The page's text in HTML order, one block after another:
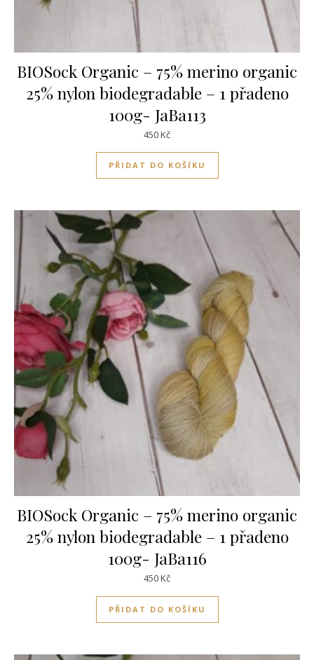
BIOSock Organic – 75% merino organic
25% nylon biodegradable – 1 přadeno
100g- JaBa113
450Kč
PŘIDAT DO KOŠÍKU
BIOSock Organic – 75% merino organic
25% nylon biodegradable – 1 přadeno
100g- JaBa116
450Kč
PŘIDAT DO KOŠÍKU